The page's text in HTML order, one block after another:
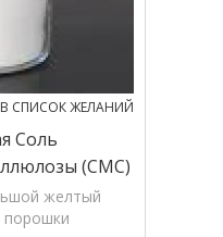
СПИСОК ЖЕЛАНИЙ
Соль
(CMC)
желтый
порошки